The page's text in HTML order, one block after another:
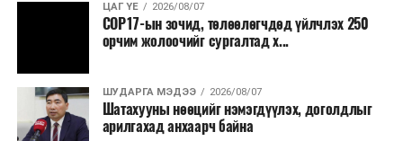
шийдвэртэйгээс бусад хурал, зөвлөгөөн, ой,
тэмдэглэлт өдөр, найр наадам, соёлын арга
Урьдчилан төлөвлөсөн төрийн өндөр албан
тушаалтны томилолтоос бусад гадаад
томилолт, гадаадын зочин хүлээн авах зардал;
ЦАГ ҮЕ 2026/08/07
COP17-ын зочид, төлөөлөгчдөд үйлчлэх 250
орчим жолоочийг сургалтад х...
ШУДАРГА МЭДЭЭ 2026/08/07
Шатахууны нөөцийг нэмэгдүүлэх, доголдлыг
арилгахад анхаарч байна